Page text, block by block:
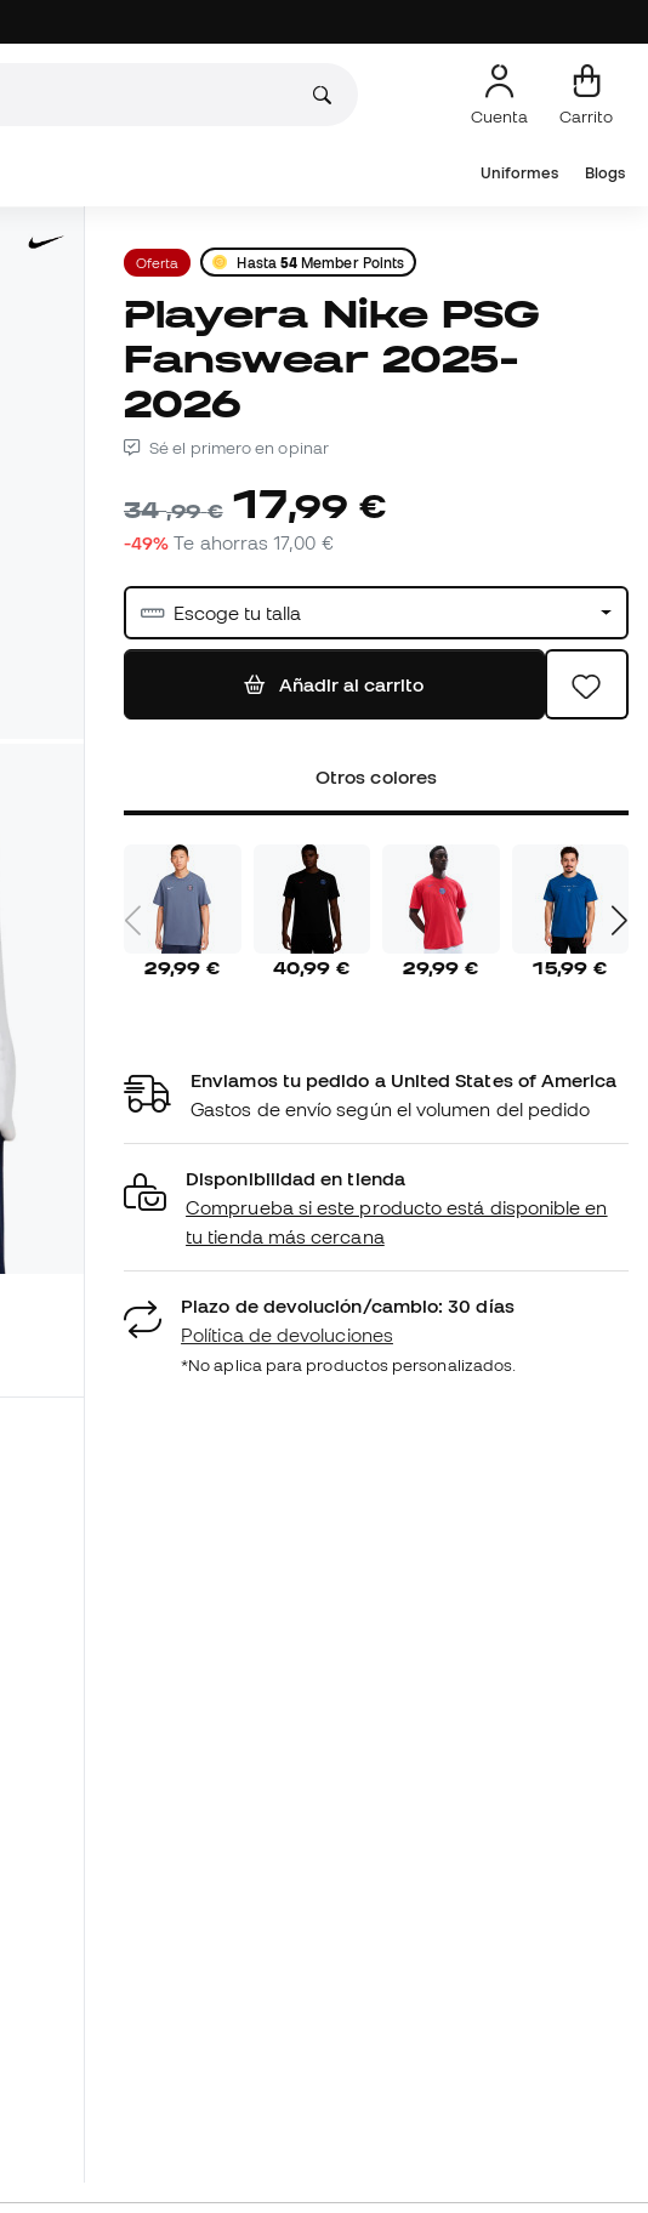
Cuenta Carrito
Uniformes Blogs
Oferta Hasta 54 Member Points
Playera Nike PSG
Fanswear 2025-
2026
Sé el primero en opinar
34,99 € 17,99 €
-49% Te ahorras17,00 €
Escoge tu talla
Añadir al carrito
Otros colores
29,99 € 40,99 € 29,99 € 15,99 €
Enviamos tu pedido a United States of America
Gastos de envío según el volumen del pedido
Disponibilidad en tienda
Comprueba si este producto está disponible en
tu tienda más cercana
Plazo de devolución/cambio: 30 días
Política de devoluciones
*No aplica para productos personalizados.